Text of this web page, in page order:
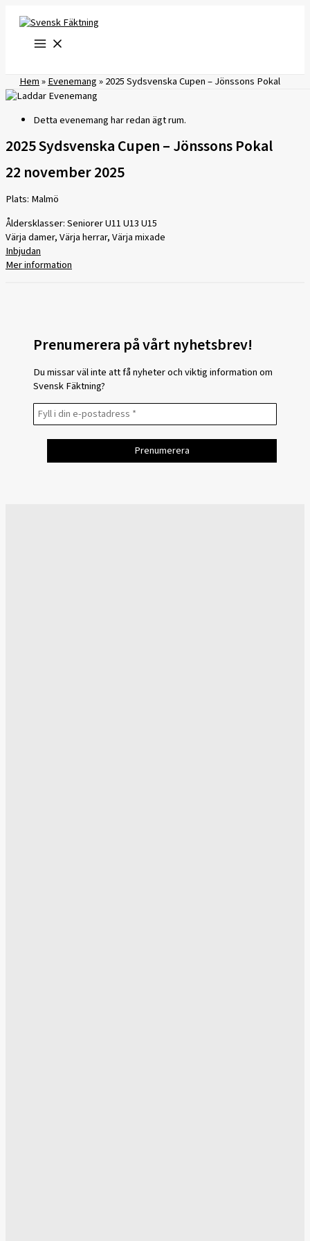
innehåll
Hem»Evenemang»2025 Sydsvenska Cupen – Jönssons Pokal
Detta evenemang har redan ägt rum.
2025 Sydsvenska Cupen – Jönssons Pokal
22 november 2025
Plats: Malmö
Åldersklasser: Seniorer U11 U13 U15
Värja damer, Värja herrar, Värja mixade
Inbjudan
Mer information
Prenumerera på vårt nyhetsbrev!
Du missar väl inte att få nyheter och viktig information om
Svensk Fäktning?